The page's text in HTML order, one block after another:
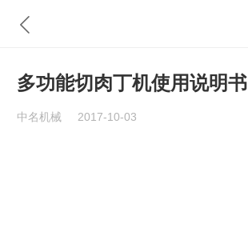
多功能切肉丁机使用说明书
中名机械 2017-10-03